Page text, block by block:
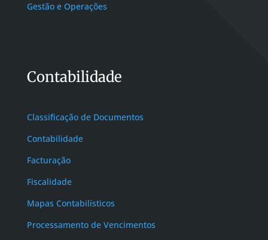
Gestão e Operações
Contabilidade
Classificação de Documentos
Contabilidade
Facturação
Fiscalidade
Mapas Contabilísticos
Processamento de Vencimentos